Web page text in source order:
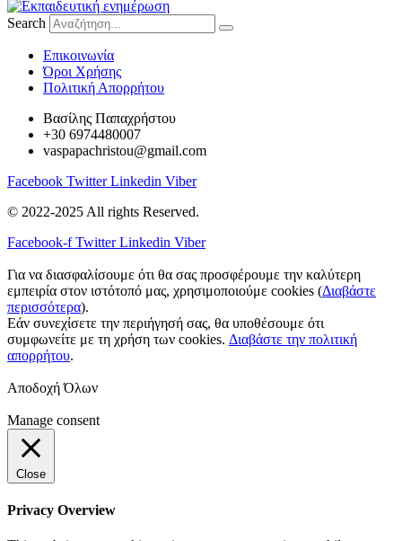
Search
Eπικοινωνία
Όροι Χρήσης
Πολιτική Απορρήτου
Βασίλης Παπαχρήστου
+30 6974480007
vaspapachristou@gmail.com
Facebook Twitter Linkedin Viber
© 2022-2025 All rights Reserved.
Facebook-f Twitter Linkedin Viber
Για να διασφαλίσουμε ότι θα σας προσφέρουμε την καλύτερη
εμπειρία στον ιστότοπό μας, χρησιμοποιούμε cookies (Διαβάστε
περισσότερα).
Εάν συνεχίσετε την περιήγησή σας, θα υποθέσουμε ότι
συμφωνείτε με τη χρήση των cookies. Διαβάστε την πολιτική
απορρήτου.
Αποδοχή Όλων
Manage consent
Close
Privacy Overview